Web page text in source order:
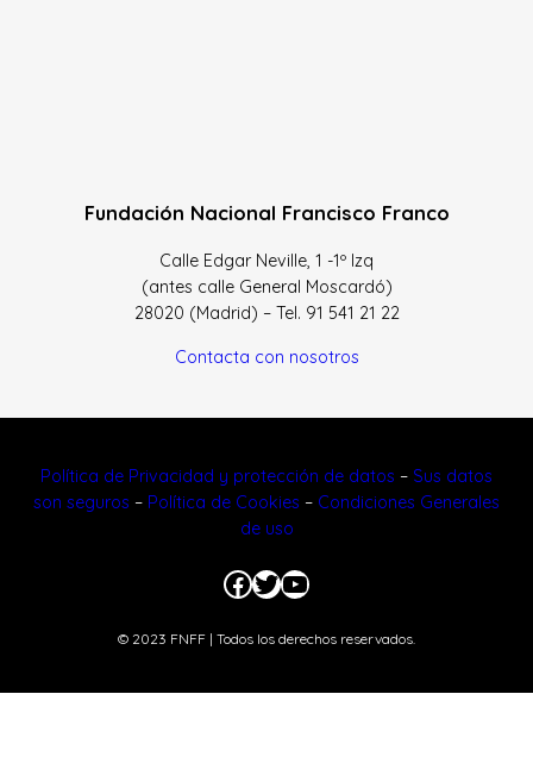
Fundación Nacional Francisco Franco
Calle Edgar Neville, 1 -1º Izq
(antes calle General Moscardó)
28020 (Madrid) – Tel. 91 541 21 22
Contacta con nosotros
Política de Privacidad y protección de datos – Sus datos
son seguros – Política de Cookies – Condiciones Generales
de uso
Facebook
Twitter
YouTube
© 2023 FNFF | Todos los derechos reservados.